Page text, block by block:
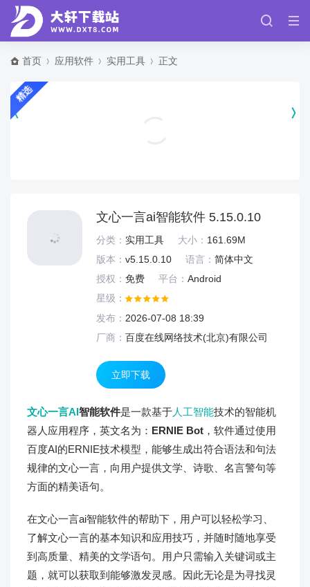
首页 应用软件 实用工具 正文
精选
文心一言ai智能软件 5.15.0.10
分类： 实用工具 大小： 161.69M
版本： v5.15.0.10 语言： 简体中文
授权： 免费 平台： Android
星级：
发布： 2026-07-08 18:39
厂商： 百度在线网络技术(北京)有限公司
立即下载
文心一言AI智能软件是一款基于人工智能技术的智能机
器人应用程序，英文名为： ERNIE Bot ，软件通过使用
百度AI的ERNIE技术模型，能够生成出符合语法和句法
规律的文心一言，向用户提供文学、诗歌、名言警句等
方面的精美语句。
在文心一言ai智能软件的帮助下，用户可以轻松学习、
了解文心一言的基本知识和应用技巧，并随时随地享受
到高质量、精美的文学语句。用户只需输入关键词或主
题，就可以获取到能够激发灵感。因此无论是为寻找灵